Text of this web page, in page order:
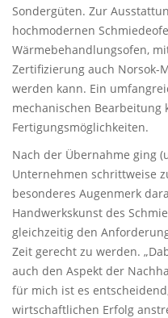
Sondergüten. Zur
hochmodernen
Wärmebehandlungsofen,
Zertifizierung auch Norsok-
werden kann. Ein
mechanischen Bearbeitung
Fertigungsmöglichkeiten.
Nach der Übernahme ging
Unternehmen schrittweise
besonderes Augenmerk
Handwerkskunst des
gleichzeitig den
Zeit gerecht zu werden.
auch den Aspekt der
für mich ist es
wirtschaftlichen Erfolg